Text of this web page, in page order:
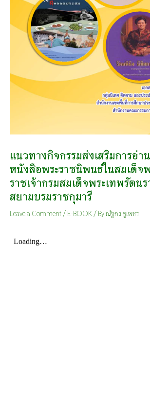
แนวทางกิจกรรมส่งเสริมการอ่า
หนังสือพระราชนิพนธ์ในสมเด็จ
ราชเจ้ากรมสมเด็จพระเทพรัตน
สยามบรมราชกุมารี
Leave a Comment / E-BOOK / Byณัฐกร ชูเพชร